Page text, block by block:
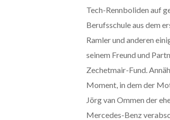
Tech-Rennboliden auf
Berufsschule aus dem
Ramler und anderen
seinem Freund und
Zechetmair-Fund.
Moment, in dem der
Jörg van Ommen der
Mercedes-Benz